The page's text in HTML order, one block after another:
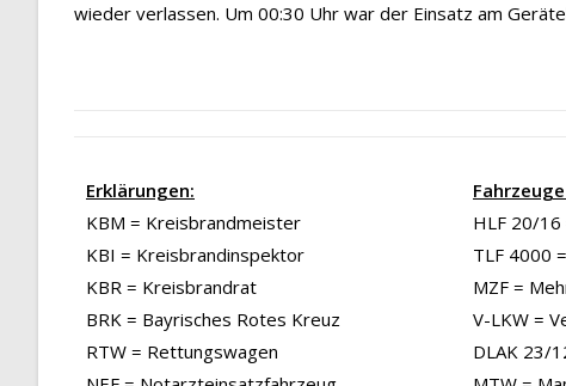
wieder verlassen. Um 00:30 Uhr war der Einsatz am
Erklärungen:
KBM = Kreisbrandmeister
KBI = Kreisbrandinspektor
KBR = Kreisbrandrat
BRK = Bayrisches Rotes Kreuz
RTW = Rettungswagen
HLF 20/
TLF 4000
MZF =
V-LKW =
DLAK 23/